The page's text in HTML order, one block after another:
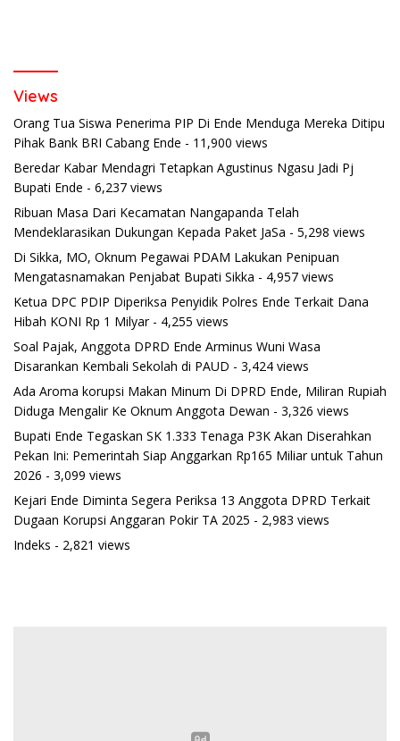
Views
Orang Tua Siswa Penerima PIP Di Ende Menduga Mereka Ditipu
Pihak Bank BRI Cabang Ende - 11,900 views
Beredar Kabar Mendagri Tetapkan Agustinus Ngasu Jadi Pj
Bupati Ende - 6,237 views
Ribuan Masa Dari Kecamatan Nangapanda Telah
Mendeklarasikan Dukungan Kepada Paket JaSa - 5,298 views
Di Sikka, MO, Oknum Pegawai PDAM Lakukan Penipuan
Mengatasnamakan Penjabat Bupati Sikka - 4,957 views
Ketua DPC PDIP Diperiksa Penyidik Polres Ende Terkait Dana
Hibah KONI Rp 1 Milyar- 4,255 views
Soal Pajak, Anggota DPRD Ende Arminus Wuni Wasa
Disarankan Kembali Sekolah di PAUD - 3,424 views
Ada Aroma korupsi Makan Minum Di DPRD Ende, Miliran Rupiah
Diduga Mengalir Ke Oknum Anggota Dewan - 3,326 views
Bupati Ende Tegaskan SK 1.333 Tenaga P3K Akan Diserahkan
Pekan Ini: Pemerintah Siap Anggarkan Rp165 Miliar untuk Tahun
2026 - 3,099 views
Kejari Ende Diminta Segera Periksa 13 Anggota DPRD Terkait
Dugaan Korupsi Anggaran Pokir TA 2025 - 2,983 views
Indeks - 2,821 views